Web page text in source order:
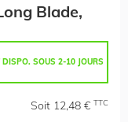
Blade,
DISPO. SOUS 2-10 JOURS
Soit 12,48 € TTC